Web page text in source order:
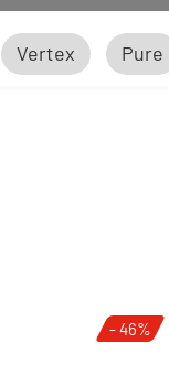
Vertex Pure
- 46%